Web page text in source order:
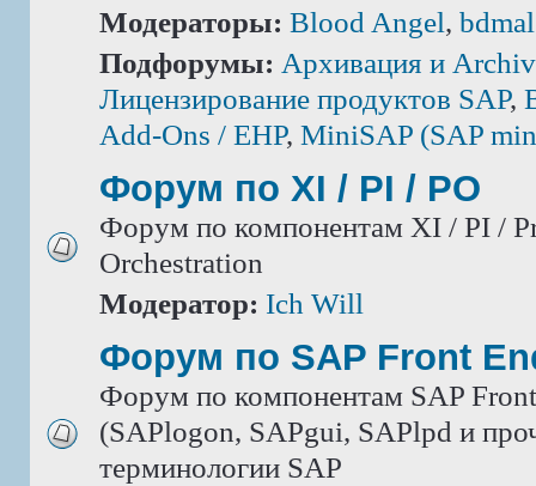
Модераторы: Blood Angel,
Подфорумы: Архивация и
Лицензирование продуктов SAP,
Add-Ons / ЕНР, MiniSAP (SAP
Форум по XI / PI / РО
Форум по компонентам XI / PI /
Orchestration
Модератор: Ich Will
Форум по SAP Front
Форум по компонентам SAP
(SAPlogon, SAPgui, SAPlpd и
терминологии SAP